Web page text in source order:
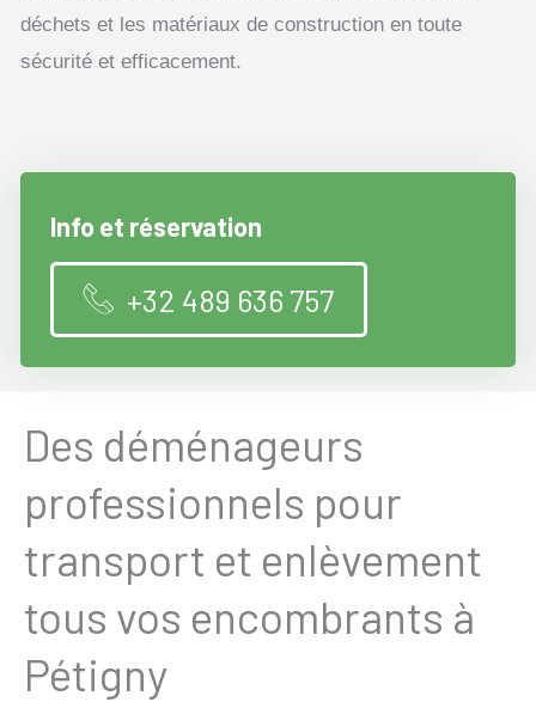
déchets et les matériaux de construction en toute
sécurité et efficacement.
Info et réservation
+32 489 636 757
Des déménageurs
professionnels pour
transport et enlèvement
tous vos encombrants à
Pétigny